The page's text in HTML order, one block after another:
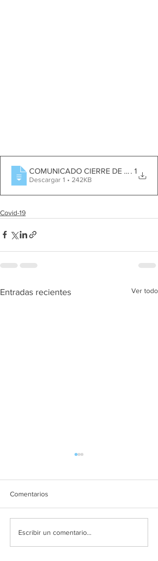
COMUNICADO CIERRE DE AULA DE
. 1
Descargar 1 • 242KB
Covid-19
Entradas recientes Ver todo
NOVEDADES COVID
Comentarios
Escribir un comentario...